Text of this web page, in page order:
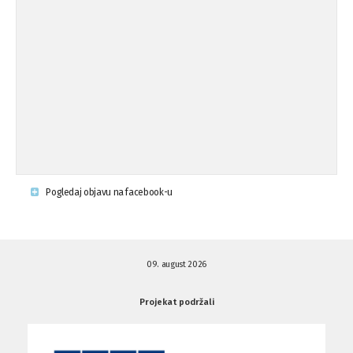
Pogledaj objavu na facebook-u
09. august 2026
Projekat podržali